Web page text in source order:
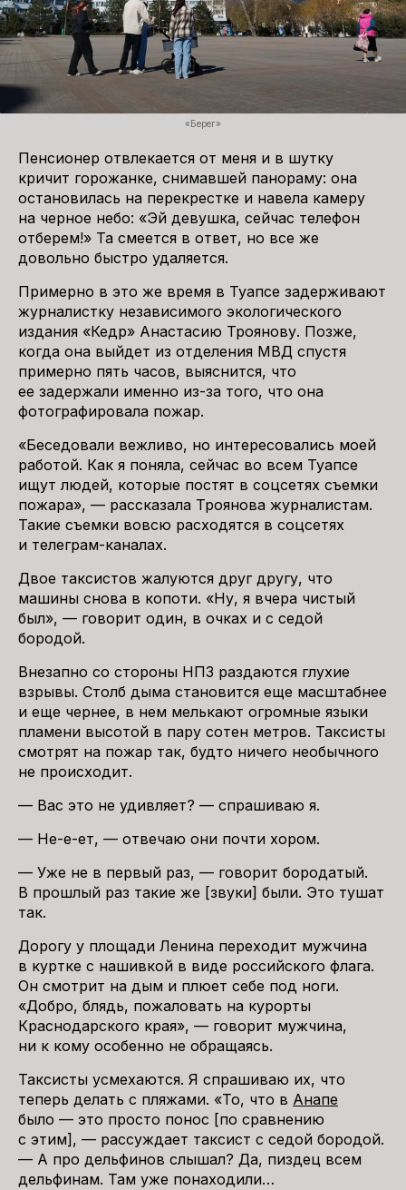
«Берег»
Пенсионер отвлекается от меня и в шутку
кричит горожанке, снимавшей панораму: она
остановилась на перекрестке и навела камеру
на черное небо: «Эй девушка, сейчас телефон
отберем!» Та смеется в ответ, но все же
довольно быстро удаляется.
Примерно в это же время в Туапсе задерживают
журналистку независимого экологического
издания «Кедр» Анастасию Троянову. Позже,
когда она выйдет из отделения МВД спустя
примерно пять часов, выяснится, что
ее задержали именно из-за того, что она
фотографировала пожар.
«Беседовали вежливо, но интересовались моей
работой. Как я поняла, сейчас во всем Туапсе
ищут людей, которые постят в соцсетях съемки
пожара», — рассказала Троянова журналистам.
Такие съемки вовсю расходятся в соцсетях
и телеграм-каналах.
Двое таксистов жалуются друг другу, что
машины снова в копоти. «Ну, я вчера чистый
был», — говорит один, в очках и с седой
бородой.
Внезапно со стороны НПЗ раздаются глухие
взрывы. Столб дыма становится еще масштабнее
и еще чернее, в нем мелькают огромные языки
пламени высотой в пару сотен метров. Таксисты
смотрят на пожар так, будто ничего необычного
не происходит.
— Вас это не удивляет? — спрашиваю я.
— Не-е-ет, — отвечаю они почти хором.
— Уже не в первый раз, — говорит бородатый.
В прошлый раз такие же [звуки] были. Это тушат
так.
Дорогу у площади Ленина переходит мужчина
в куртке с нашивкой в виде российского флага.
Он смотрит на дым и плюет себе под ноги.
«Добро, блядь, пожаловать на курорты
Краснодарского края», — говорит мужчина,
ни к кому особенно не обращаясь.
Таксисты усмехаются. Я спрашиваю их, что
теперь делать с пляжами. «То, что в Анапе
было — это просто понос [по сравнению
с этим], — рассуждает таксист с седой бородой.
— А про дельфинов слышал? Да, пиздец всем
дельфинам. Там уже понаходили…